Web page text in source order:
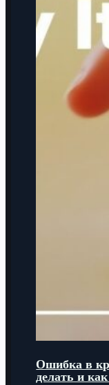
Ошибка в
делать и